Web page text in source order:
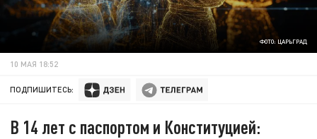
ФОТО: ЦАРЬГРАД
10 МАЯ 18:52
ПОДПИШИТЕСЬ:
В 14 лет с паспортом и Конституцией: